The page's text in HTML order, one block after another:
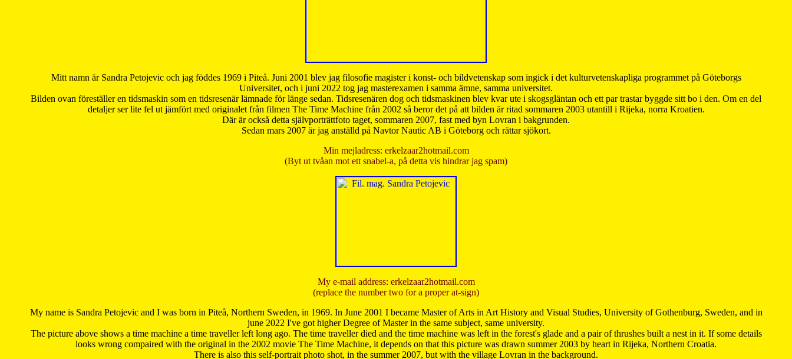
Mitt namn är Sandra Petojevic och jag föddes 1969 i Piteå. Juni 2001 blev jag filosofie magister i konst- och bildvetenskap som ingick i det kulturvetenskapliga programmet på Göteborgs
Universitet, och i juni 2022 tog jag masterexamen i samma ämne, samma universitet.
Bilden ovan föreställer en tidsmaskin som en tidsresenär lämnade för länge sedan. Tidsresenären dog och tidsmaskinen blev kvar ute i skogsgläntan och ett par trastar byggde sitt bo i den. Om en del
detaljer ser lite fel ut jämfört med originalet från filmen The Time Machine från 2002 så beror det på att bilden är ritad sommaren 2003 utantill i Rijeka, norra Kroatien.
Där är också detta självporträttfoto taget, sommaren 2007, fast med byn Lovran i bakgrunden.
Sedan mars 2007 är jag anställd på Navtor Nautic AB i Göteborg och rättar sjökort.
Min mejladress: erkelzaar2hotmail.com
(Byt ut tvåan mot ett snabel-a, på detta vis hindrar jag spam)
My e-mail address: erkelzaar2hotmail.com
(replace the number two for a proper at-sign)
My name is Sandra Petojevic and I was born in Piteå, Northern Sweden, in 1969. In June 2001 I became Master of Arts in Art History and Visual Studies, University of Gothenburg, Sweden, and in
june 2022 I've got higher Degree of Master in the same subject, same university.
The picture above shows a time machine a time traveller left long ago. The time traveller died and the time machine was left in the forest's glade and a pair of thrushes built a nest in it. If some details
looks wrong compaired with the original in the 2002 movie The Time Machine, it depends on that this picture was drawn summer 2003 by heart in Rijeka, Northern Croatia.
There is also this self-portrait photo shot, in the summer 2007, but with the village Lovran in the background.